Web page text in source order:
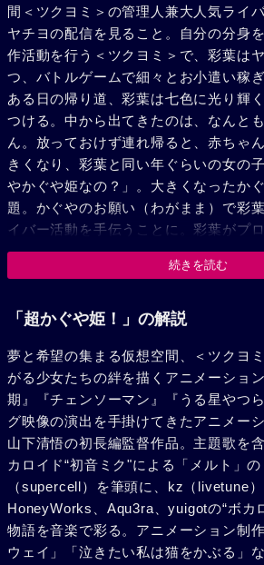
間＜ツクヨミ＞の管理人兼大人気ライ
ヤチヨの配信を見ること。自分の分身
作活動を行う＜ツクヨミ＞で、彩葉は
つ、バトルゲームで細々とお小遣い稼
ある日の帰り道、彩葉は七色に光り輝
つける。中から出てきたのは、なんと
ん。放っておけず連れ帰ると、赤ちゃ
きくなり、彩葉と同い年ぐらいの女の
やかぐや姫なの？」。大きくなったか
題。かぐやのお願い（わがまま）で彩
イバー活動を手伝うことに。彩葉がプ
楽を作り、かぐやがライバーとして歌
ずつ打ち解けていく。かぐやを月へと
続きを読む
「超かぐや姫！」の解説
夢と希望の集まる仮想空間、＜ツクヨ
がる少女たちの絆を描くアニメーショ
期』『チェンソーマン』『うる星やつ
グ映像の演出を手掛けてきたアニメー
山下清悟の初長編監督作品。主題歌を
カロイド“初音ミク"による「メルト」
（supercell）を筆頭に、kz（livetune）
HoneyWorks、Aqu3ra、yuigotの“ボカ
物語を音楽で彩る。アニメーション制
ウェイ」「泣きたい私は猫をかぶる」